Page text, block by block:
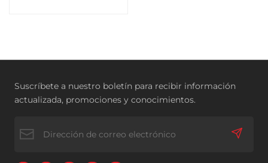
Suscríbete a nuestro boletín para recibir información
actualizada, promociones y conocimientos.